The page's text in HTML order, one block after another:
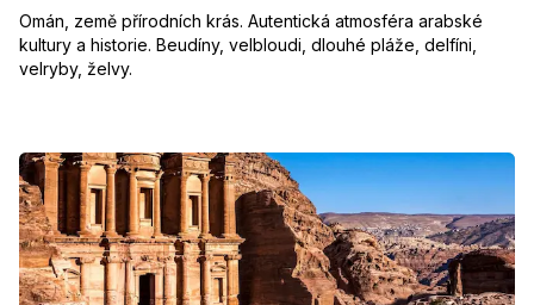
Omán, země přírodních krás. Autentická atmosféra arabské
kultury a historie. Beudíny, velbloudi, dlouhé pláže, delfíni,
velryby, želvy.